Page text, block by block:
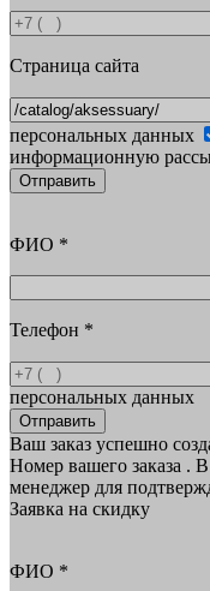
Страница сайта
персональных данных
информационную
Отправить
ФИО *
Телефон *
персональных данных
Отправить
Ваш заказ успешно
Номер вашего заказа .
менеджер для
Заявка на скидку
ФИО *